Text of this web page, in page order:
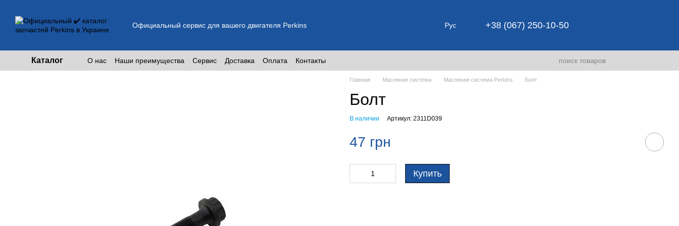
Официальный сервис для вашего двигателя Perkins Рус +38 (067) 250-10-50
Каталог О нас Наши преимущества Сервис Доставка Оплата Контакты
Главная Масляная система Масляная система Perkins Болт
Болт
В наличии Артикул: 2311D039
47 грн
Купить